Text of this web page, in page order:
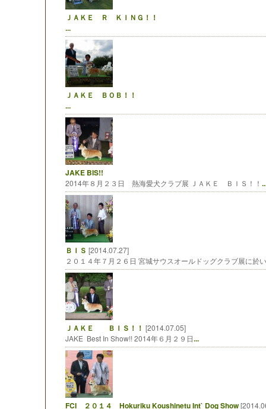
ＪＡＫＥ Ｒ ＫＩＮＧ！！
...
ＪＡＫＥ ＢＯＢ！！
...
JAKE BIS!!
2014年８月２３日 熱海愛犬クラブ展 ＪＡＫＥ ＢＩＳ！！
ＢＩＳ [2014.07.27]
２０１４年７月２６日 宮城サウスオールドッグクラブ展に於
ＪＡＫＥ ＢＩＳ！！ [2014.07.05]
JAKE Best In Show!! 2014年６月２９日...
FCI ２０１４ Hokuriku Koushinetu Int` Dog Show